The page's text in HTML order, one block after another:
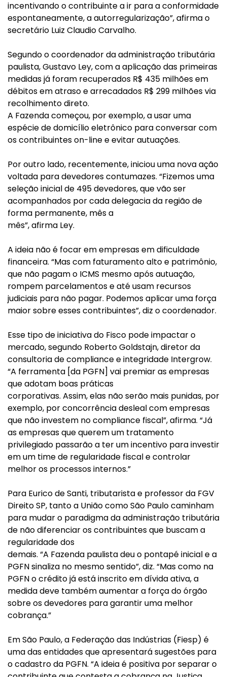
incentivando o contribuinte a ir para a conformidade
espontaneamente, a autorregularização”, afirma o
secretário Luiz Claudio Carvalho.
Segundo o coordenador da administração tributária
paulista, Gustavo Ley, com a aplicação das primeiras
medidas já foram recuperados R$ 435 milhões em
débitos em atraso e arrecadados R$ 299 milhões via
recolhimento direto.
A Fazenda começou, por exemplo, a usar uma
espécie de domicílio eletrônico para conversar com
os contribuintes on-line e evitar autuações.
Por outro lado, recentemente, iniciou uma nova ação
voltada para devedores contumazes. “Fizemos uma
seleção inicial de 495 devedores, que vão ser
acompanhados por cada delegacia da região de
forma permanente, mês a
mês”, afirma Ley.
A ideia não é focar em empresas em dificuldade
financeira. “Mas com faturamento alto e patrimônio,
que não pagam o ICMS mesmo após autuação,
rompem parcelamentos e até usam recursos
judiciais para não pagar. Podemos aplicar uma força
maior sobre esses contribuintes”, diz o coordenador.
Esse tipo de iniciativa do Fisco pode impactar o
mercado, segundo Roberto Goldstajn, diretor da
consultoria de compliance e integridade Intergrow.
“A ferramenta [da PGFN] vai premiar as empresas
que adotam boas práticas
corporativas. Assim, elas não serão mais punidas, por
exemplo, por concorrência desleal com empresas
que não investem no compliance fiscal”, afirma. “Já
as empresas que querem um tratamento
privilegiado passarão a ter um incentivo para investir
em um time de regularidade fiscal e controlar
melhor os processos internos.”
Para Eurico de Santi, tributarista e professor da FGV
Direito SP, tanto a União como São Paulo caminham
para mudar o paradigma da administração tributária
de não diferenciar os contribuintes que buscam a
regularidade dos
demais. “A Fazenda paulista deu o pontapé inicial e a
PGFN sinaliza no mesmo sentido”, diz. “Mas como na
PGFN o crédito já está inscrito em dívida ativa, a
medida deve também aumentar a força do órgão
sobre os devedores para garantir uma melhor
cobrança.”
Em São Paulo, a Federação das Indústrias (Fiesp) é
uma das entidades que apresentará sugestões para
o cadastro da PGFN. “A ideia é positiva por separar o